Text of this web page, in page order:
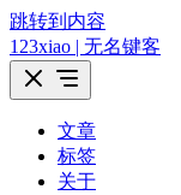
跳转到内容
123xiao | 无名键客
文章
标签
关于